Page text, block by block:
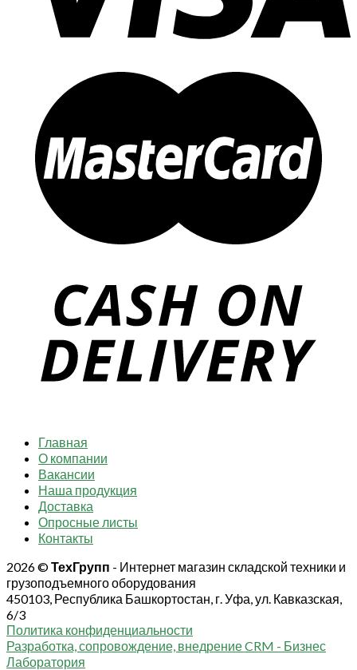
Главная
О компании
Вакансии
Наша продукция
Доставка
Опросные листы
Контакты
2026 ©ТехГрупп - Интернет магазин складской техники и
грузоподъемного оборудования
450103, Республика Башкортостан, г. Уфа, ул. Кавказская,
6/3
Политика конфиденциальности
Разработка, сопровождение, внедрение CRM - Бизнес
Лаборатория